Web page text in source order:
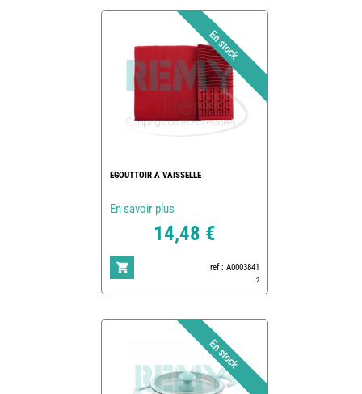
EGOUTTOIR A VAISSELLE
En savoir plus
14,48 €
ref : A0003841
2